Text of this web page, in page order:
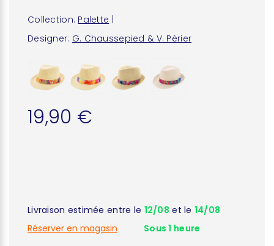
Collection: Palette
Designer: G. Chaussepied & V. Périer
19,90 €
Livraison estimée entre le 12/08 et le 14/08
Réserver en magasin
Sous 1 heure